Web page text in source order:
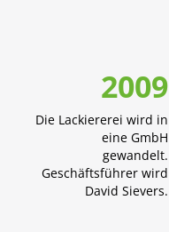
2009
Die Lackiererei wird in
eine GmbH
gewandelt.
Geschäftsführer wird
David Sievers.